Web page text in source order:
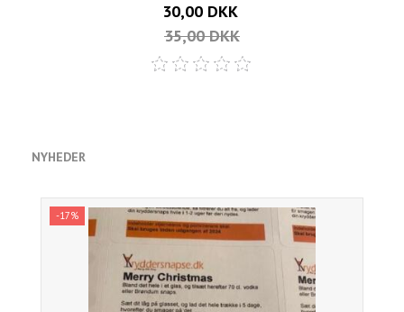
30,00 DKK
35,00 DKK
NYHEDER
-17%